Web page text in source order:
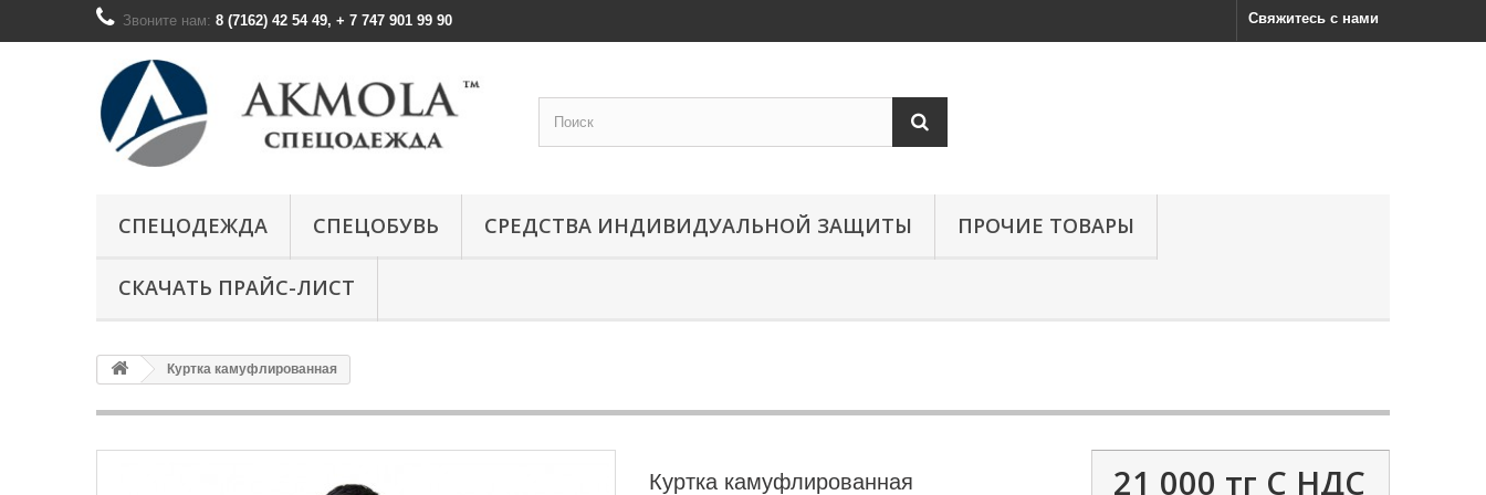
Свяжитесь с нами
Звоните нам: 8 (7162) 42 54 49, + 7 747 901 99 90
СПЕЦОДЕЖДА СПЕЦОБУВЬ СРЕДСТВА ИНДИВИДУАЛЬНОЙ ЗАЩИТЫ ПРОЧИЕ ТОВАРЫ
СКАЧАТЬ ПРАЙС-ЛИСТ
Куртка камуфлированная
Куртка камуфлированная 21 000 тг С НДС